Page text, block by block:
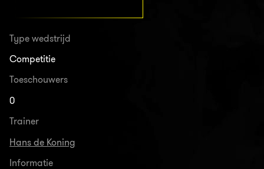
Type wedstrijd
Competitie
Toeschouwers
0
Trainer
Hans de Koning
Informatie